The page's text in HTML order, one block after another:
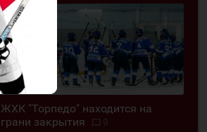
ЖХК "Торпедо" находится на
грани закрытия
9